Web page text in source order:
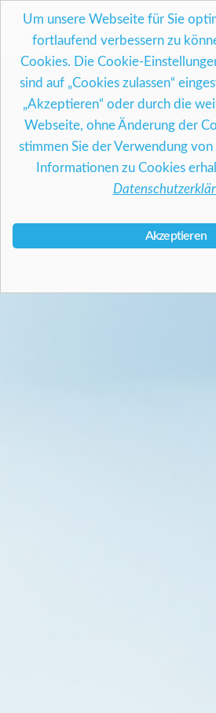
content
Um unsere Webseite für Sie
fortlaufend verbessern zu
Cookies. Die Cookie-
sind auf „Cookies zulassen“
„Akzeptieren“ oder durch die
Webseite, ohne Änderung der
stimmen Sie der Verwendung
Informationen zu Cookies
Akzeptieren